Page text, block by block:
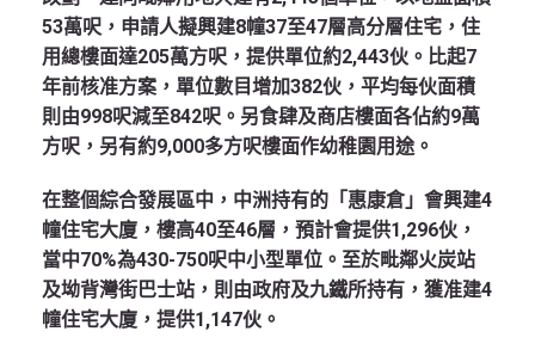
53萬呎，申請人擬興建8幢37至47層高分層住宅，住
用總樓面達205萬方呎，提供單位約2,443伙。比起7
年前核准方案，單位數目增加382伙，平均每伙面積
則由998呎減至842呎。另食肆及商店樓面各佔約9萬
方呎，另有約9,000多方呎樓面作幼稚園用途。
在整個綜合發展區中，中洲持有的「惠康倉」會興建4
幢住宅大廈，樓高40至46層，預計會提供1,296伙，
當中70%為430-750呎中小型單位。至於毗鄰火炭站
及坳背灣街巴士站，則由政府及九鐵所持有，獲准建4
幢住宅大廈，提供1,147伙。